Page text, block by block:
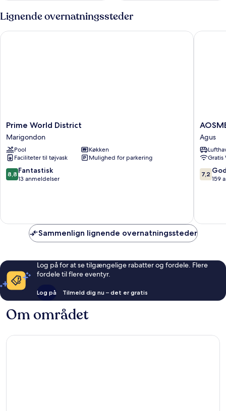
Lignende overnatningssteder
Prime
World
District
Marigondon
Prime World District
Marigondon
Pool
Køkken
Faciliteter til tøjvask
Mulighed for parkering
8.8
ud
anmeldelser
8,8 Fantastisk
13 anmeldelser
Prime World District
Square
Hotel
Agus
Agus
Gratis
7.2
ud
7,2
159
Sammenlign lignende overnatningssteder
Log på for at se tilgængelige rabatter og fordele. Flere
fordele til flere eventyr.
Log på Tilmeld dig nu – det er gratis
Om området